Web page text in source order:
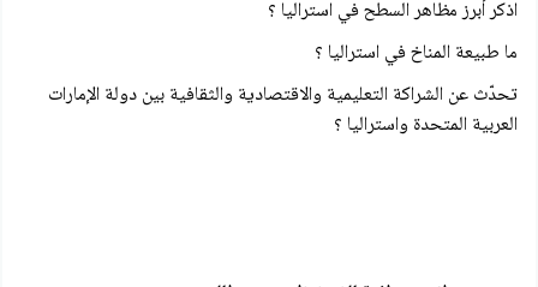
اذكر أبرز مظاهر السطح في استراليا ؟
ما طبيعة المناخ في استراليا ؟
تحدّث عن الشراكة التعليمية والاقتصادية والثقافية بين دولة الإمارات
العربية المتحدة واستراليا ؟